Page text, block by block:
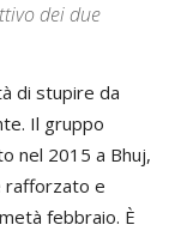
dei due
di stupire da
Il gruppo
nel 2015 a Bhuj,
rafforzato e
febbraio. È